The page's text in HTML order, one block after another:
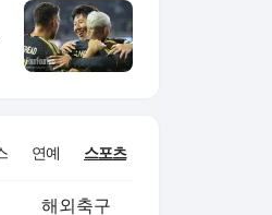
연예 스포츠
해외축구